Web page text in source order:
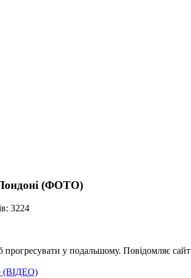
(ФОТО)
3224
у подальшому. Повідомляє сайт
(ВІДЕО)